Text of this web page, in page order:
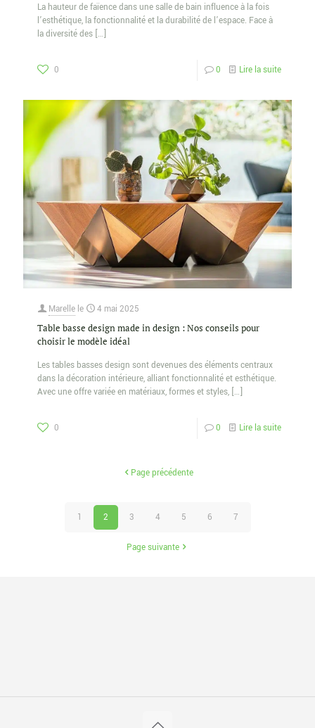
La hauteur de faïence dans une salle de bain influence à la fois
l’esthétique, la fonctionnalité et la durabilité de l’espace. Face à
la diversité des […]
0 0 Lire la suite
Marelle le 4 mai 2025
Table basse design made in design : Nos conseils pour
choisir le modèle idéal
Les tables basses design sont devenues des éléments centraux
dans la décoration intérieure, alliant fonctionnalité et esthétique.
Avec une offre variée en matériaux, formes et styles, […]
0 0 Lire la suite
Page précédente
1 2 3 4 5 6 7
Page suivante